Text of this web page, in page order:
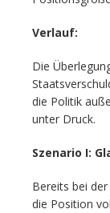
Verlauf:
Die
die Politik
unter Druck.
Szenario I:
Bereits bei
die Position